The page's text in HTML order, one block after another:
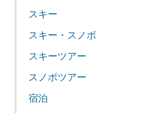
スキー
スキー・スノボ
スキーツアー
スノボツアー
宿泊